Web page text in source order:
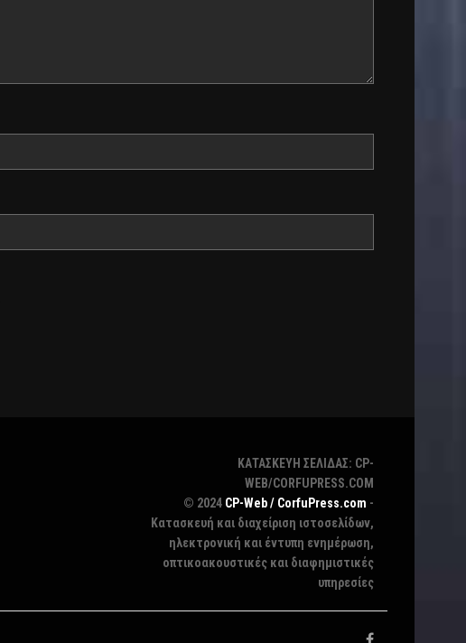
ΚΑΤΑΣΚΕΥΗ ΣΕΛΙΔΑΣ: CP-
WEB/CORFUPRESS.COM
© 2024 CP-Web / CorfuPress.com -
Κατασκευή και διαχείριση ιστοσελίδων,
ηλεκτρονική και έντυπη ενημέρωση,
οπτικοακουστικές και διαφημιστικές
υπηρεσίες